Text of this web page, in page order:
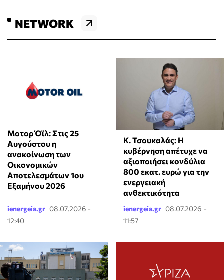
NETWORK
Μοτορ Όϊλ: Στις 25
Αυγούστου η
ανακοίνωση των
Οικονομικών
Αποτελεσμάτων 1ου
Εξαμήνου 2026
ienergeia.gr 08.07.2026 -
12:40
Κ. Τσουκαλάς: Η
κυβέρνηση απέτυχε να
αξιοποιήσει κονδύλια
800 εκατ. ευρώ για την
ενεργειακή
ανθεκτικότητα
ienergeia.gr 08.07.2026 -
11:57